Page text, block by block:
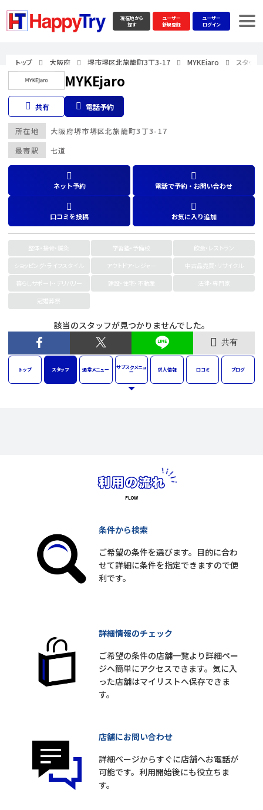
現在地から
探す
ユーザー
新規登録
ユーザー
ログイン
トップ 大阪府 堺市堺区北旅籠町3丁3-17 MYKEjaro スタッフ
MYKEjaro
共有 電話予約
最寄駅 七道
所在地 大阪府堺市堺区北旅籠町3丁3-17
ネット予約 電話で予約・お問い合わせ
口コミを投稿 お気に入り追加
整体・接骨・鍼灸 学習塾・予備校
飲食・レストラン
ショッピング・ライフスタイル
アウトドア・レジャー
中古品売買・リサイクル
暮らしサポート・デリバリー
建設・住宅・不動産
法律・専門家
冠婚葬祭
該当のスタッフが見つかりませんでした。
共有
トップ スタッフ 通常メニュー サブスクメニュ
ー 求人情報 口コミ ブログ
条件から検索
ご希望の条件を選びます。目的に合わ
せて詳細に条件を指定できますので便
利です。
詳細情報のチェック
ご希望の条件の店舗一覧より詳細ペー
ジへ簡単にアクセスできます。気に入
った店舗はマイリストへ保存できま
す。
店舗にお問い合わせ
詳細ページからすぐに店舗へお電話が
可能です。利用開始後にも役立ちま
す。